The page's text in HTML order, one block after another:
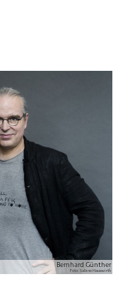
Bernhard Günther
Foto:Sabine Hauswirth